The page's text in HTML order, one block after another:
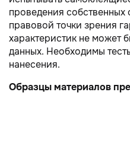
проведения собственных
правовой точки зрения
характеристик не может
данных. Необходимы
нанесения.
Образцы материалов